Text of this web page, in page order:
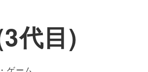
代目)